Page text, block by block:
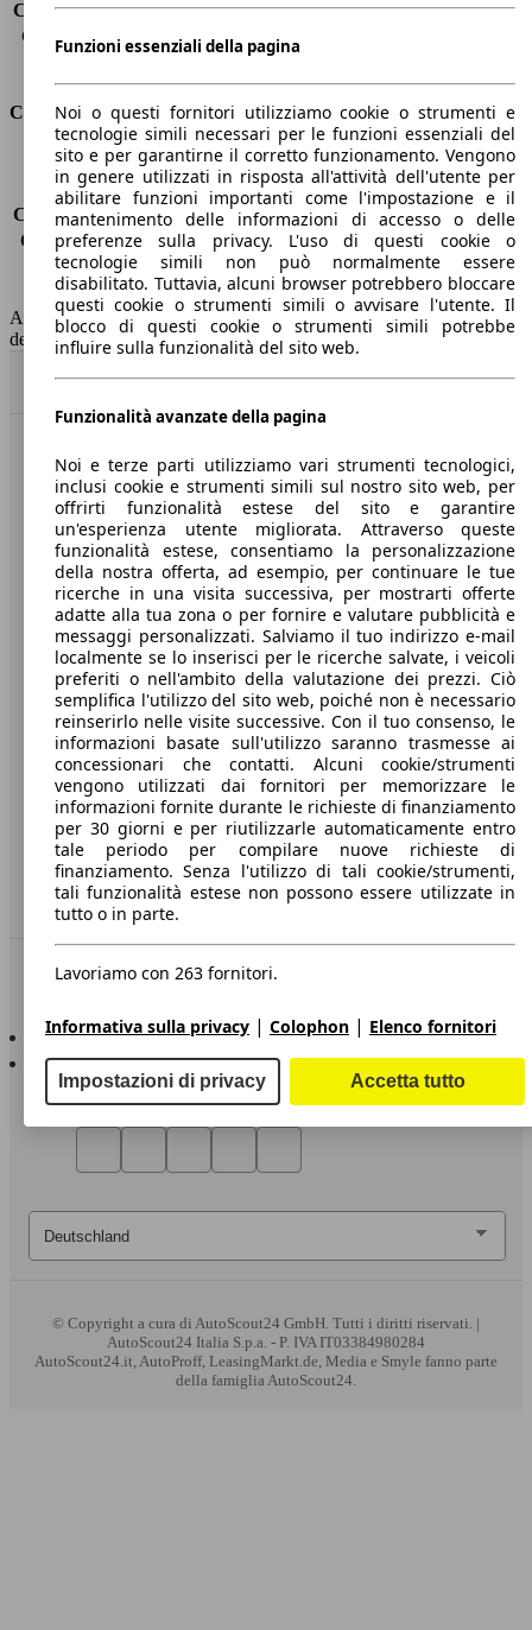
Capacità di traino (senza freni) -
Capacità di traino (con freni)
338 - 1225 l
Consumi
Emissioni di CO2*
-
Consumo (urbano)
-
Consumo (extra-urbano) -
Consumo (combinato)*
-
Classe di emissione
nessuna connessione (0033)
Capacità del serbatoio
-
AutoScout24 non si assume alcuna responsabilità per la correttezza
dei dati.
Torna su
Benvenuti su AutoScout24, il mercato auto europeo.
Società
A proposito di AutoScout24
Stampa
Media
Condizioni generali
Informazioni
Privacy
Dichiarazione di Accessibilità
Servizi
Area rivenditori
Sempre con te
AutoScout24 per iOS
AutoScout24 per Android
© Copyright a cura di AutoScout24 GmbH. Tutti i diritti riservati. |
AutoScout24 Italia S.p.a. - P. IVA IT03384980284
AutoScout24.it, AutoProff, LeasingMarkt.de, Media e Smyle fanno parte
della famiglia AutoScout24.
Funzioni essenziali della pagina
Noi o questi fornitori utilizziamo cookie o strumenti e
tecnologie simili necessari per le funzioni essenziali del
sito e per garantirne il corretto funzionamento. Vengono
in genere utilizzati in risposta all'attività dell'utente per
abilitare funzioni importanti come l'impostazione e il
mantenimento delle informazioni di accesso o delle
preferenze sulla privacy. L'uso di questi cookie o
tecnologie simili non può normalmente essere
disabilitato. Tuttavia, alcuni browser potrebbero bloccare
questi cookie o strumenti simili o avvisare l'utente. Il
blocco di questi cookie o strumenti simili potrebbe
influire sulla funzionalità del sito web.
Funzionalità avanzate della pagina
Noi e terze parti utilizziamo vari strumenti tecnologici,
inclusi cookie e strumenti simili sul nostro sito web, per
offrirti funzionalità estese del sito e garantire
un'esperienza utente migliorata. Attraverso queste
funzionalità estese, consentiamo la personalizzazione
della nostra offerta, ad esempio, per continuare le tue
ricerche in una visita successiva, per mostrarti offerte
adatte alla tua zona o per fornire e valutare pubblicità e
messaggi personalizzati. Salviamo il tuo indirizzo e-mail
localmente se lo inserisci per le ricerche salvate, i veicoli
preferiti o nell'ambito della valutazione dei prezzi. Ciò
semplifica l'utilizzo del sito web, poiché non è necessario
reinserirlo nelle visite successive. Con il tuo consenso, le
informazioni basate sull'utilizzo saranno trasmesse ai
concessionari che contatti. Alcuni cookie/strumenti
vengono utilizzati dai fornitori per memorizzare le
informazioni fornite durante le richieste di finanziamento
per 30 giorni e per riutilizzarle automaticamente entro
tale periodo per compilare nuove richieste di
finanziamento. Senza l'utilizzo di tali cookie/strumenti,
tali funzionalità estese non possono essere utilizzate in
tutto o in parte.
Lavoriamo con 263 fornitori.
Informativa sulla privacy | Colophon | Elenco fornitori
Impostazioni di privacy Accetta tutto